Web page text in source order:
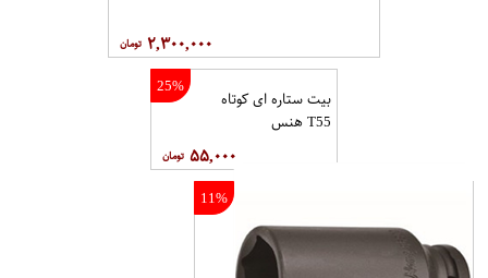
۲,۳۰۰,۰۰۰
25%
بیت ستاره ای کوتاه
T55 هنس
۵۵,۰۰۰
11%